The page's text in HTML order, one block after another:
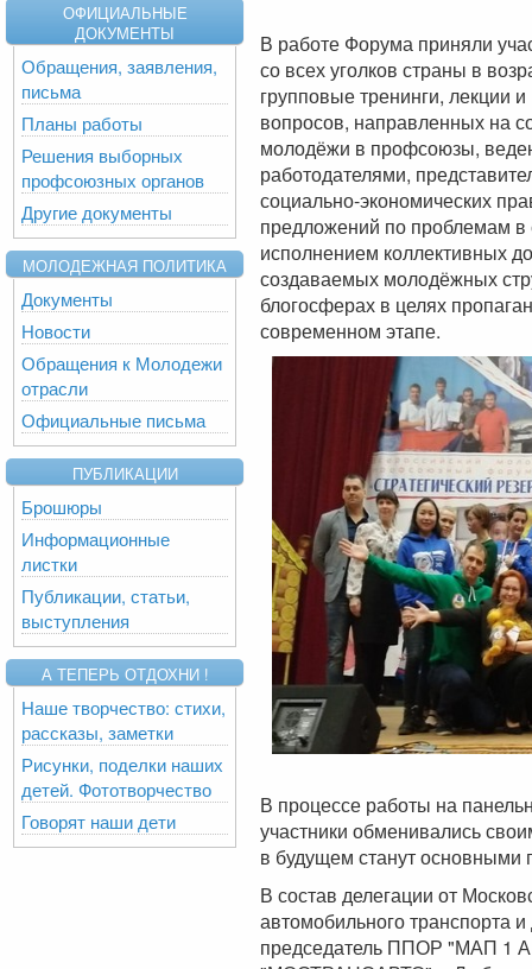
ОФИЦИАЛЬНЫЕ
ДОКУМЕНТЫ
Обращения, заявления,
письма
Планы работы
Решения выборных
профсоюзных органов
Другие документы
МОЛОДЕЖНАЯ ПОЛИТИКА
Документы
Новости
Обращения к Молодежи
отрасли
Официальные письма
ПУБЛИКАЦИИ
Брошюры
Информационные
листки
Публикации, статьи,
выступления
А ТЕПЕРЬ ОТДОХНИ !
Наше творчество: стихи,
рассказы, заметки
Рисунки, поделки наших
детей. Фототворчество
Говорят наши дети
В работе Форума приняли
со всех уголков страны в
групповые тренинги, лекции
вопросов, направленных на
молодёжи в профсоюзы,
работодателями,
социально-экономических
предложений по проблемам
исполнением коллективных
создаваемых молодёжных
блогосферах в целях
современном этапе.
В процессе работы на
участники обменивались
в будущем станут основными
В состав делегации от
автомобильного транспорта
председатель ППОР "МАП 1